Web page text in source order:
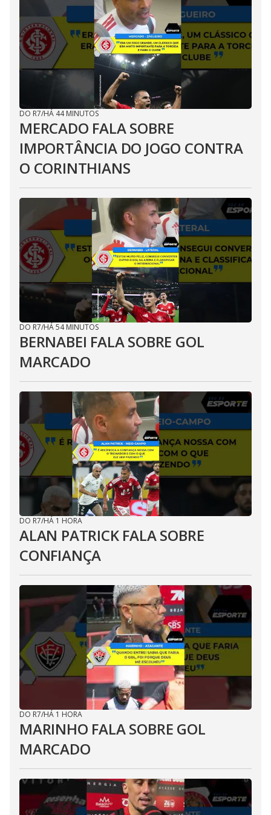
DO R7/HÁ 44 MINUTOS
MERCADO FALA SOBRE
IMPORTÂNCIA DO JOGO CONTRA
O CORINTHIANS
DO R7/HÁ 54 MINUTOS
BERNABEI FALA SOBRE GOL
MARCADO
DO R7/HÁ 1 HORA
ALAN PATRICK FALA SOBRE
CONFIANÇA
DO R7/HÁ 1 HORA
MARINHO FALA SOBRE GOL
MARCADO